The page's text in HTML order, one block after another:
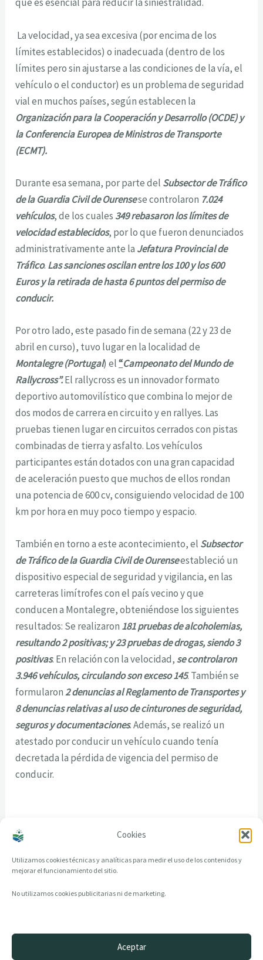
Cookies
Utilizamos cookies técnicas y analíticas para medir el uso de los contenidos y
mejorar el funcionamiento del sitio.
No utilizamos cookies publicitarias ni de marketing.
Aceptar
que es esencial para reducir la siniestralidad.
La velocidad, ya sea excesiva (por encima de los
límites establecidos) o inadecuada (dentro de los
límites pero sin ajustarse a las condiciones de la vía, el
vehículo o el conductor) es un problema de seguridad
vial en muchos países, según establecen la
Organización para la Cooperación y Desarrollo (OCDE) y
la Conferencia Europea de Ministros de Transporte
(ECMT).
Durante esa semana, por parte del Subsector de Tráfico
de la Guardia Civil de Ourensese controlaron 7.024
vehículos, de los cuales 349 rebasaron los límites de
velocidad establecidos, por lo que fueron denunciados
administrativamente ante la Jefatura Provincial de
Tráfico. Las sanciones oscilan entre los 100 y los 600
Euros y la retirada de hasta 6 puntos del permiso de
conducir.
Por otro lado, este pasado fin de semana (22 y 23 de
abril en curso), tuvo lugar en la localidad de
Montalegre (Portugal) el“Campeonato del Mundo de
Rallycross”.El rallycross es un innovador formato
deportivo automovilístico que combina lo mejor de
dos modos de carrera en circuito y en rallyes. Las
pruebas tienen lugar en circuitos cerrados con pistas
combinadas de tierra y asfalto. Los vehículos
participantes están dotados con una gran capacidad
de aceleración puesto que muchos de ellos rondan
una potencia de 600 cv, consiguiendo velocidad de 100
km por hora en muy poco tiempo y espacio.
También en torno a este acontecimiento, el Subsector
de Tráfico de la Guardia Civil de Ourenseestableció un
dispositivo especial de seguridad y vigilancia, en las
carreteras limítrofes con el país vecino y que
conducen a Montalegre, obteniéndose los siguientes
resultados: Se realizaron 181 pruebas de alcoholemias,
resultando 2 positivas; y 23 pruebas de drogas, siendo 3
positivas. En relación con la velocidad,se controlaron
3.946 vehículos, circulando son exceso 145. También se
formularon2 denuncias al Reglamento de Transportes y
8 denuncias relativas al uso de cinturones de seguridad,
seguros y documentaciones. Además, se realizó un
atestado por conducir un vehículo cuando tenía
decretada la pérdida de vigencia del permiso de
conducir.